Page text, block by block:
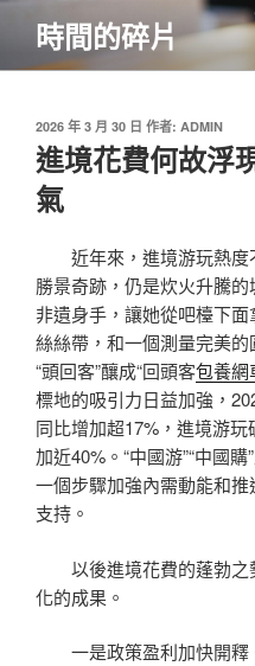
主
時間的碎片
發
佈
於
2026 年 3 月 30 日 作者: ADMIN
進境花費何故浮
氣
近年來，進境游玩熱
勝景奇跡，仍是炊火升騰
非遺身手，讓她從吧檯下
絲絲帶，和一個測量完美
“頭回客”釀成“回頭客包養網
標地的吸引力日益加強，
同比增加超17%，進境游
加近40%。“中國游”“中國
一個步驟加強內需動能和
支持。
以後進境花費的蓬勃
化的成果。
一是政策盈利加快開